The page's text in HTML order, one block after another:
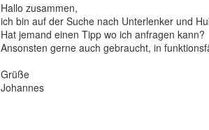
Hallo zusammen,
ich bin auf der Suche nach Unterlenker und
Hat jemand einen Tipp wo ich anfragen kann?
Ansonsten gerne auch gebraucht, in
Grüße
Johannes